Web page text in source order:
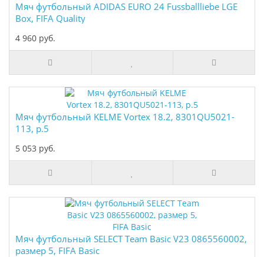
Мяч футбольный ADIDAS EURO 24 Fussballliebe LGE
Box, FIFA Quality
4 960 руб.
Мяч футбольный KELME Vortex 18.2, 8301QU5021-
113, р.5
5 053 руб.
Мяч футбольный SELECT Team Basic V23 0865560002,
размер 5, FIFA Basic